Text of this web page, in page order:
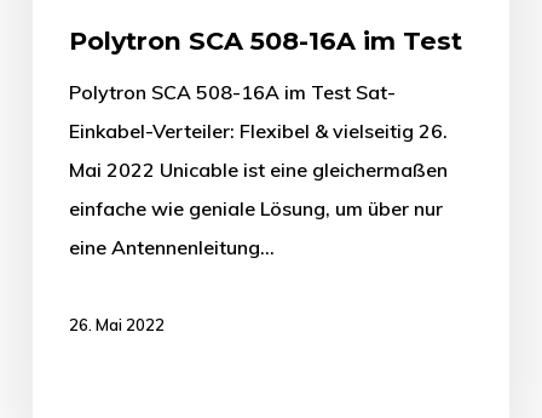
Polytron SCA 508-16A im Test
Polytron SCA 508-16A im Test Sat-
Einkabel-Verteiler: Flexibel & vielseitig 26.
Mai 2022 Unicable ist eine gleichermaßen
einfache wie geniale Lösung, um über nur
eine Antennenleitung…
26. Mai 2022